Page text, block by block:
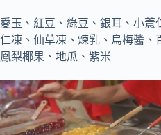
愛玉、紅豆、綠豆、銀耳、小薏
仁凍、仙草凍、煉乳、烏梅醬、
鳳梨椰果、地瓜、紫米